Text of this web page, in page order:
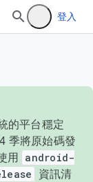
登入
的平台穩定
季將原始碼發
用 android-
資訊清